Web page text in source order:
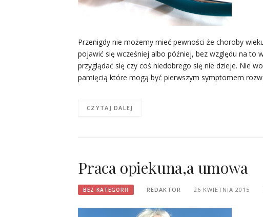
Przenigdy nie możemy mieć pewności że choroby
pojawić się wcześniej albo później, bez względu na to
przyglądać się czy coś niedobrego się nie dzieje. Nie
pamięcią które mogą być pierwszym symptomem
CZYTAJ DALEJ
Praca opiekuna,a umowa
BEZ KATEGORII REDAKTOR 26 KWIETNIA 2015